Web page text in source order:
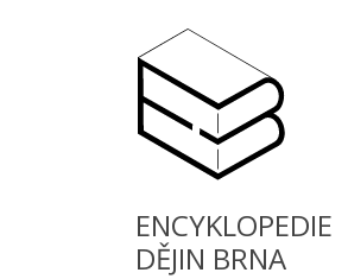
ENCYKLOPEDIE
DĚJIN BRNA